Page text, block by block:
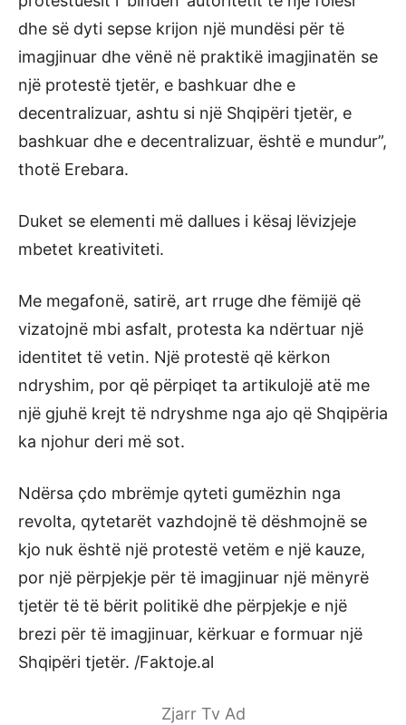
dhe së dyti sepse krijon një mundësi për të
imagjinuar dhe vënë në praktikë imagjinatën se
një protestë tjetër, e bashkuar dhe e
decentralizuar, ashtu si një Shqipëri tjetër, e
bashkuar dhe e decentralizuar, është e mundur”,
thotë Erebara.
Duket se elementi më dallues i kësaj lëvizjeje
mbetet kreativiteti.
Me megafonë, satirë, art rruge dhe fëmijë që
vizatojnë mbi asfalt, protesta ka ndërtuar një
identitet të vetin. Një protestë që kërkon
ndryshim, por që përpiqet ta artikulojë atë me
një gjuhë krejt të ndryshme nga ajo që Shqipëria
ka njohur deri më sot.
Ndërsa çdo mbrëmje qyteti gumëzhin nga
revolta, qytetarët vazhdojnë të dëshmojnë se
kjo nuk është një protestë vetëm e një kauze,
por një përpjekje për të imagjinuar një mënyrë
tjetër të të bërit politikë dhe përpjekje e një
brezi për të imagjinuar, kërkuar e formuar një
Shqipëri tjetër. /Faktoje.al
Zjarr Tv Ad